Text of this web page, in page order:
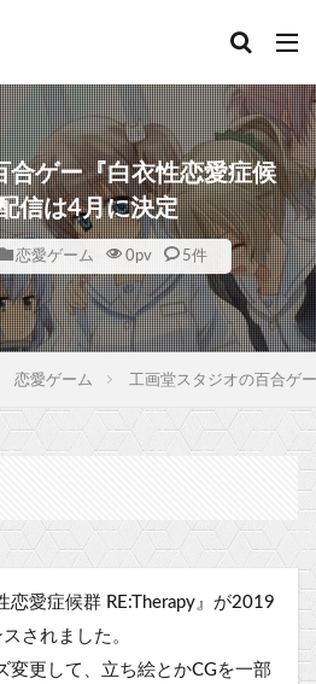
合ゲー『白衣性恋愛症候
信は4月に決定
恋愛ゲーム 0pv 5件
恋愛ゲーム 工画堂スタジオの百合ゲ
恋愛症候群 RE:Therapy』が2019
されました。
変更して、立ち絵とかCGを一部